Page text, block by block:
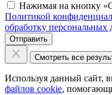
Нажимая на кнопку
Политикой
обработку персональных
Отправить
Смотреть все
Используя данный сайт,
файлов cookie,